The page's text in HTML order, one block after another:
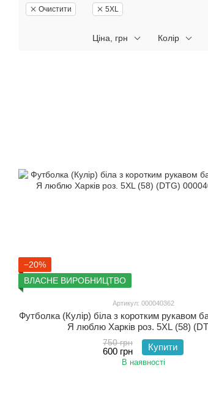
Очистити 5XL
Ціна, грн Колір
−20%
ВЛАСНЕ ВИРОБНИЦТВО
Артикул: 000040362
Футболка (Кулір) біла з коротким рукавом
Я люблю Харків роз. 5XL (58)
750 грн
600 грн Купити
В наявності